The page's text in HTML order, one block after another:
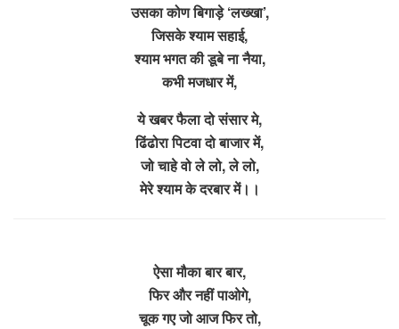
उसका कोण बिगाड़े ‘लख्खा’,
जिसके श्याम सहाई,
श्याम भगत की डूबे ना नैया,
कभी मजधार में,
ये खबर फैला दो संसार मे,
ढिंढोरा पिटवा दो बाजार में,
जो चाहे वो ले लो, ले लो,
मेरे श्याम के दरबार में।।
ऐसा मौका बार बार,
फिर और नहीं पाओगे,
चूक गए जो आज फिर तो,